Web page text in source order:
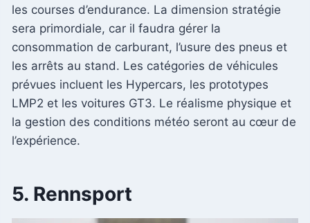
les courses d’endurance. La dimension stratégie
sera primordiale, car il faudra gérer la
consommation de carburant, l’usure des pneus et
les arrêts au stand. Les catégories de véhicules
prévues incluent les Hypercars, les prototypes
LMP2 et les voitures GT3. Le réalisme physique et
la gestion des conditions météo seront au cœur de
l’expérience.
5. Rennsport